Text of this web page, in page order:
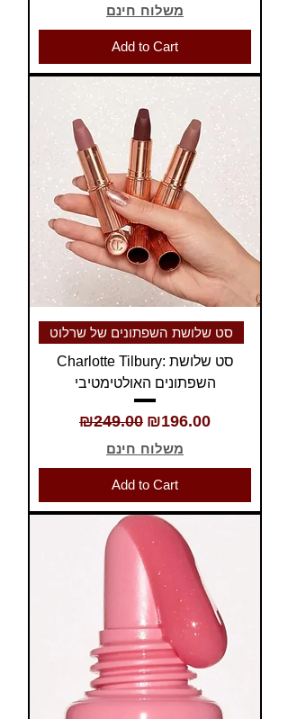
משלוח חינם
Add to Cart
סט שלושת השפתונים של שרלוט
Charlotte Tilbury: סט שלושת
השפתונים האולטימטיבי
Regular Price
₪249.00 Sale Price
₪196.00
משלוח חינם
Add to Cart